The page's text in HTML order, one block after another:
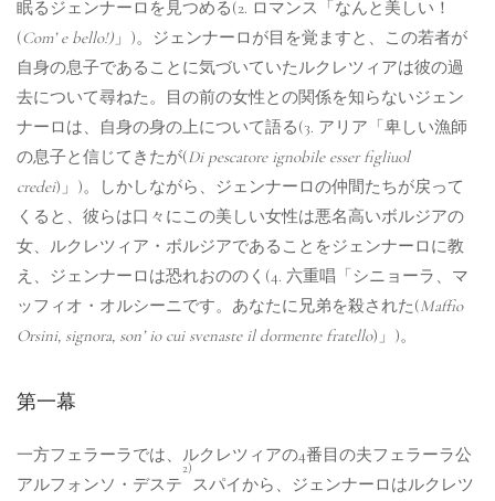
眠るジェンナーロを見つめる(2. ロマンス「なんと美しい！
(Com’ e bello!) 」)。ジェンナーロが目を覚ますと、この若者が
自身の息子であることに気づいていたルクレツィアは彼の過
去について尋ねた。目の前の女性との関係を知らないジェン
ナーロは、自身の身の上について語る(3. アリア「卑しい漁師
の息子と信じてきたが(Di pescatore ignobile esser figliuol
credei)」)。しかしながら、ジェンナーロの仲間たちが戻って
くると、彼らは口々にこの美しい女性は悪名高いボルジアの
女、ルクレツィア・ボルジアであることをジェンナーロに教
え、ジェンナーロは恐れおののく(4. 六重唱「シニョーラ、マ
ッフィオ・オルシーニです。あなたに兄弟を殺された(Maffio
Orsini, signora, son’ io cui svenaste il dormente fratello)」)。
第一幕
一方フェラーラでは、ルクレツィアの4番目の夫フェラーラ公
アルフォンソ・デステ
2)
スパイから、ジェンナーロはルクレツ